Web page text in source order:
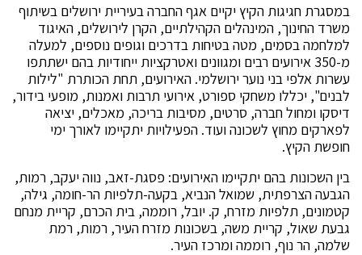
במסגרת חגיגות הקיץ יקיים אגף החברה בעיריית ירושלים בשיתוף
משרד החינוך, המינהלים הקהילתיים, הקרן לירושלים, האיגוד
למלחמה בסמים, מטה בטיחות בדרכים וגופים נוספים, למעלה
מ-350 אירועים רבים ומגוונים ואטרקציות ייחודיות בהם ישתתפו
עשרות אלפי בני נוער ירושלמי. האירועים, תחת הכותרת "לילות
לבנים", יכללו משחקי ספורט, אירועי תרבות ואמנות, מופעי בידור,
דיסקו ומחול חברה, סרטים, מסיבות בריכה, מאכלים, יציאה
לפארקים מחוץ לשכונה ועוד. הפעילויות יתקיימו לאורך ימי
חופשת הקיץ.
בין השכונות בהם יתקיימו האירועים: פסגת-זאב, נווה יעקב, רמות,
הגבעה הצרפתית, שמואל הנביא, בקעה-תלפיות הר-חומה, גילה,
קטמונים, תלפיות מזרח, ק. יובל, רוממה, בית הכרם, קריית מנחם
גבעת שאול, קריית משה, בשכונות מזרח העיר, רמות, רמת
שלמה, הר נוף, רוממה ומרכז העיר.